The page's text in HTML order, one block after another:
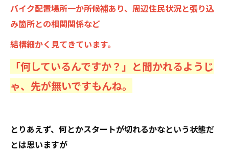
バイク配置場所一か所候補あり、 周辺住民状況と張り込
み箇所との相関関係など
結構細かく見てきています。
「何しているんですか？」と聞かれるようじ
ゃ、先が無いですもんね。
とりあえず、何とかスタートが切れるかなという状態だ
とは思いますが